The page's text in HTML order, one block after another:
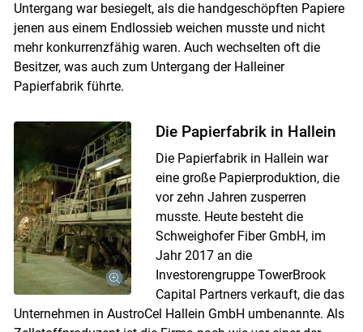
Skip to main content
Untergang war besiegelt, als die handgeschöpften Papiere
jenen aus einem Endlossieb weichen musste und nicht
mehr konkurrenzfähig waren. Auch wechselten oft die
Besitzer, was auch zum Untergang der Halleiner
Papierfabrik führte.
Die Papierfabrik in Hallein
Die Papierfab­rik in Hallein war
eine große Papierproduktion, die
vor zehn Jahren zusperren
musste. Heute besteht die
Schweighofer Fiber GmbH, im
Jahr 2017 an die
Investorengruppe TowerBrook
Capital Partners verkauft, die das
Unternehmen in AustroCel Hallein GmbH umbenannte. Als